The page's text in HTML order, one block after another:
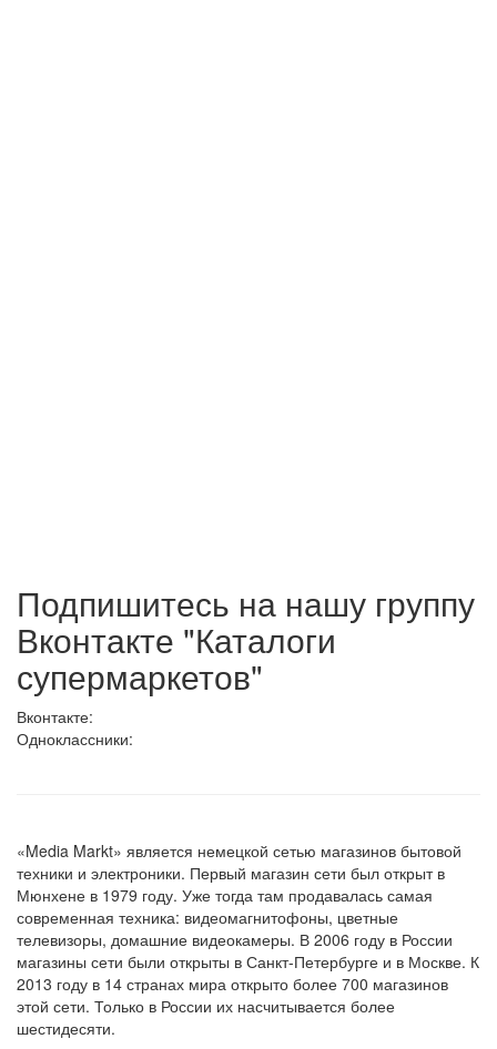
Подпишитесь на нашу группу
Вконтакте "Каталоги
супермаркетов"
Вконтакте:
Одноклассники:
«Media Markt» является немецкой сетью магазинов бытовой
техники и электроники. Первый магазин сети был открыт в
Мюнхене в 1979 году. Уже тогда там продавалась самая
современная техника: видеомагнитофоны, цветные
телевизоры, домашние видеокамеры. В 2006 году в России
магазины сети были открыты в Санкт-Петербурге и в Москве. К
2013 году в 14 странах мира открыто более 700 магазинов
этой сети. Только в России их насчитывается более
шестидесяти.